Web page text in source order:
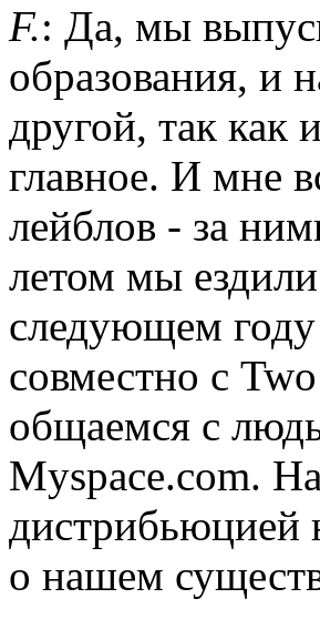
F.: Да, мы
образования, и
другой, так как
главное. И мне
лейблов - за
летом мы
следующем году
совместно с
общаемся с
Myspace.com.
дистрибьюцией
о нашем